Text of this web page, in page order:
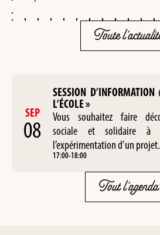
Toute
SEP
08
SESSION
L’ÉCOLE »
Vous souhaitez faire
sociale et solidaire à
l’expérimentation d’un
17:00-18:00
Tout l'agenda